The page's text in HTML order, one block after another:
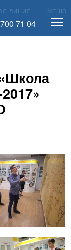
ЛИНИЯ
71 04
МЕНЮ